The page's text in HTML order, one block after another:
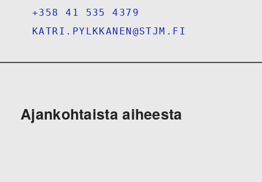
+358 41 535 4379
KATRI.PYLKKANEN@STJM.FI
Ajankohtaista aiheesta